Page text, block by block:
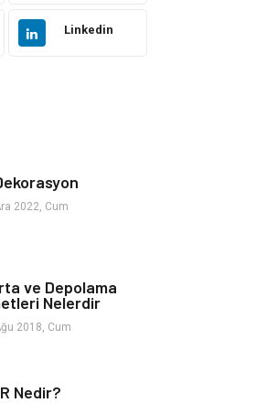
Otomotiv
Hobi
Bilgisayar &
Yazılım
Linkedin
2022, Cum
ve Depolama
Nelerdir
2018, Cum
Nedir?